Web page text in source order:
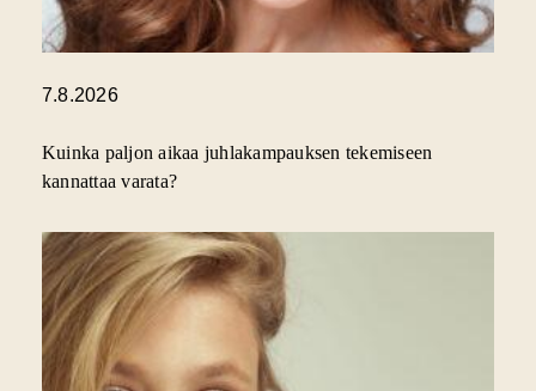
7.8.2026
Kuinka paljon aikaa juhlakampauksen tekemiseen
kannattaa varata?